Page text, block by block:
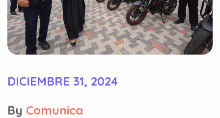
DICIEMBRE 31, 2024
By Comunica